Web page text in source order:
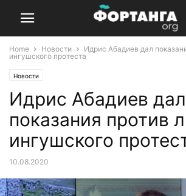
Home Новости
Идрис Абадиев дал
ингушского протеста
Новости
Идрис Абадиев дал
показания против
ингушского
10.08.2020